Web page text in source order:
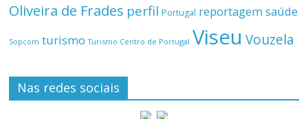
Oliveira de Frades perfil Portugal reportagemsaúde
Sopcom turismo Turismo Centro de Portugal Viseu Vouzela
Nas redes sociais